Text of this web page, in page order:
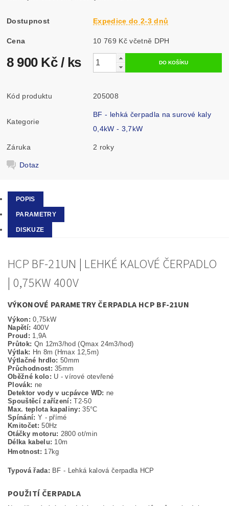
Dostupnost Expedice do 2-3 dnů
Cena 10 769 Kč včetně DPH
8 900 Kč / ks
Kód produktu 205008
Kategorie
BF - lehká čerpadla na surové kaly
0,4kW - 3,7kW
Záruka 2 roky
Dotaz
POPIS
PARAMETRY
DISKUZE
HCP BF-21UN | LEHKÉ KALOVÉ ČERPADLO
| 0,75KW 400V
VÝKONOVÉ PARAMETRY ČERPADLA HCP BF-21UN
Výkon: 0,75kW
Napětí: 400V
Proud: 1,9A
Průtok: Qn 12m3/hod (Qmax 24m3/hod)
Výtlak: Hn 8m (Hmax 12,5m)
Výtlačné hrdlo:50mm
Průchodnost:35mm
Oběžné kolo: U - vírové otevřené
Plovák: ne
Detektor vody v ucpávce WD: ne
Spouštěcí zařízení:T2-50
Max. teplota kapaliny:35°C
Spínání: Y - přímé
Kmitočet:50Hz
Otáčky motoru: 2800 ot/min
Délka kabelu: 10m
Hmotnost: 17kg
Typová řada: BF - Lehká kalová čerpadla HCP
POUŽITÍ ČERPADLA